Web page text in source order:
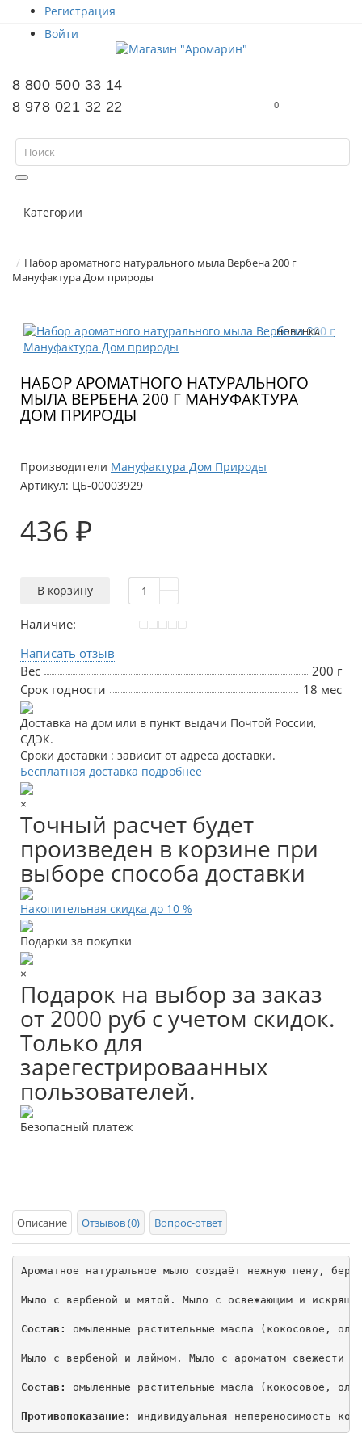
Регистрация
Войти
8 800 500 33 14
8 978 021 32 22
0
Категории
Набор ароматного натурального мыла Вербена 200 г
Мануфактура Дом природы
НОВИНКА
НАБОР АРОМАТНОГО НАТУРАЛЬНОГО
МЫЛА ВЕРБЕНА 200 Г МАНУФАКТУРА
ДОМ ПРИРОДЫ
Производители Мануфактура Дом Природы
Артикул: ЦБ-00003929
436 ₽
В корзину
Наличие:
Написать отзыв
Вес
200 г
Срок годности
18 мес
Доставка на дом или в пункт выдачи Почтой России,
СДЭК.
Сроки доставки : зависит от адреса доставки.
Бесплатная доставка подробнее
×
Точный расчет будет
произведен в корзине при
выборе способа доставки
Накопительная скидка до 10 %
Подарки за покупки
×
Подарок на выбор за заказ
от 2000 руб с учетом скидок.
Только для
зарегестрироваанных
пользователей.
Безопасный платеж
Описание Отзывов (0) Вопрос-ответ
Ароматное натуральное мыло создаёт нежную пену,
Мыло с вербеной и мятой. Мыло с освежающим и
Состав: омыленные растительные масла (кокосовое,
Мыло с вербеной и лаймом. Мыло с ароматом свежести
Состав: омыленные растительные масла (кокосовое,
Противопоказание: